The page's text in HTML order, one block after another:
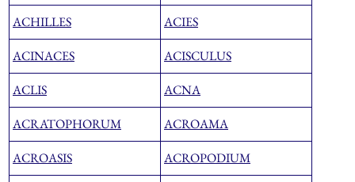
ACHILLES ACIES
ACINACES ACISCULUS
ACLIS ACNA
ACRATOPHORUM ACROAMA
ACROASIS ACROPODIUM